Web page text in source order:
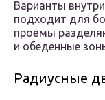
Варианты
подходит для
проёмы
и обеденные
Радиусные